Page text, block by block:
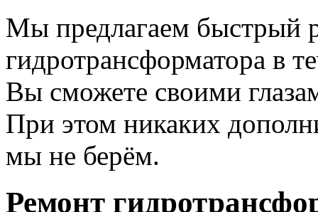
Мы предлагаем быстрый
гидротрансформатора в
Вы сможете своими
При этом никаких
мы не берём.
Ремонт